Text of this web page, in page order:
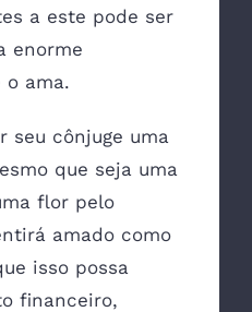
a este pode ser
enorme
o ama.
seu cônjuge uma
que seja uma
flor pelo
amado como
isso possa
financeiro,